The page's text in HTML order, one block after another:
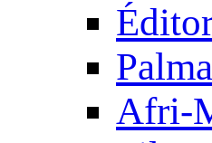
Afri-